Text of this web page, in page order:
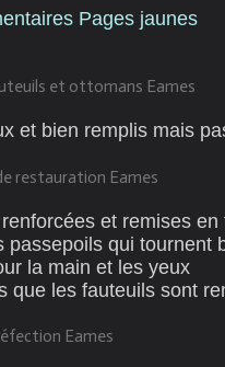
Pages jaunes
et bien remplis mais
et remises en
passepoils qui tournent
la main et les yeux
que les fauteuils sont